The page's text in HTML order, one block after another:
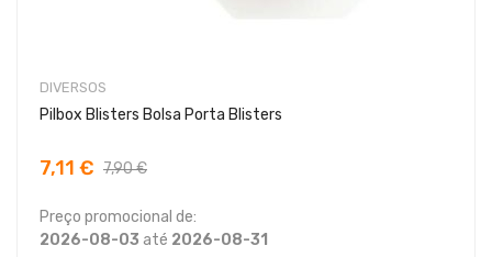
DIVERSOS
Pilbox Blisters Bolsa Porta Blisters
7,11 € 7,90 €
Preço promocional de:
2026-08-03 até 2026-08-31